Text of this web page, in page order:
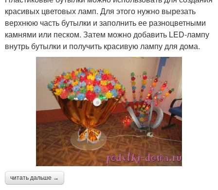
красивых цветовых ламп. Для этого нужно вырезать
верхнюю часть бутылки и заполнить ее разноцветными
камнями или песком. Затем можно добавить LED-лампу
внутрь бутылки и получить красивую лампу для дома.
читать дальше →